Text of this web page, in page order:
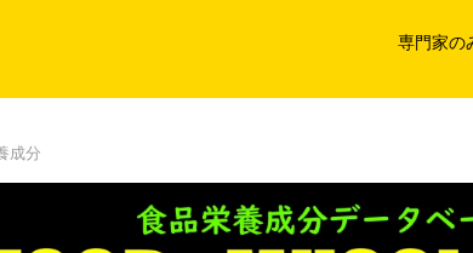
専門家の
成分